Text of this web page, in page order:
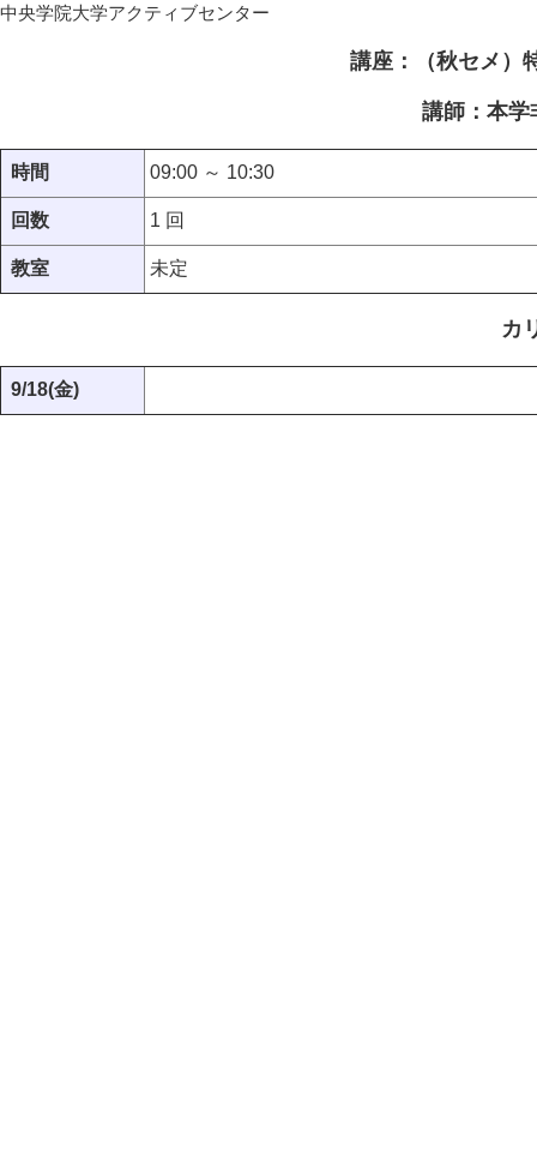
中央学院大学アクティブセンター
講座：（秋セメ）
講師：本
時間 09:00 ～ 10:30
回数 1 回
教室 未定
カ
9/18(金)